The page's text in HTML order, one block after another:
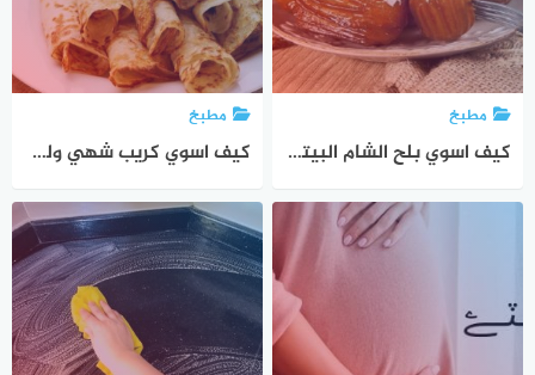
مطبخ
كيف اسوي بلح الشام البيتي بطريقة سهلة وسريعة وغير مكلفة
مطبخ
كيف اسوي كريب شهي ولذيذ بالمنزل بأقل تكلفة وقصة شهرتة وموطنه الاصلى